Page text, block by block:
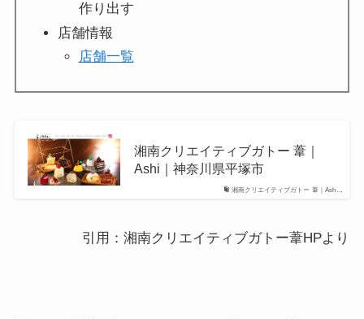
作り出す
店舗情報
店舗一覧
湘南クリエイティブガトー 葦｜Ash…
湘南クリエイティブガトー 葦｜
Ashi｜神奈川県平塚市
引用：湘南クリエイティブガトー葦HPより